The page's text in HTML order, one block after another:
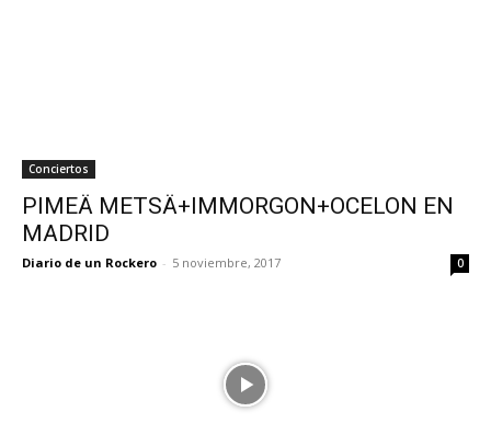
Conciertos
PIMEÄ METSÄ+IMMORGON+OCELON EN
MADRID
Diario de un Rockero - 5 noviembre, 2017 0